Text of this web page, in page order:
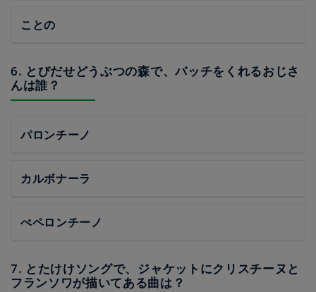
ことの
6. とびだせどうぶつの森で、バッチをくれるおじさ
んは誰？
パロンチーノ
カルボナーラ
ぺペロンチーノ
7. とたけけソングで、ジャケットにクリスチーヌと
フランソワが描いてある曲は？